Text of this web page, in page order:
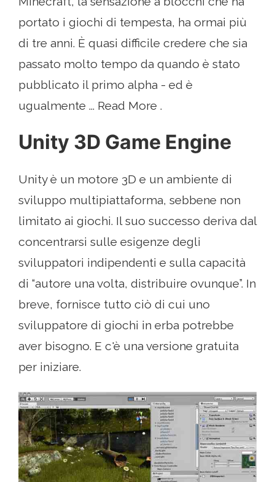
portato i giochi di tempesta, ha ormai più
di tre anni. È quasi difficile credere che sia
passato molto tempo da quando è stato
pubblicato il primo alpha - ed è
ugualmente ... Read More .
Unity 3D Game Engine
Unity è un motore 3D e un ambiente di
sviluppo multipiattaforma, sebbene non
limitato ai giochi. Il suo successo deriva dal
concentrarsi sulle esigenze degli
sviluppatori indipendenti e sulla capacità
di “autore una volta, distribuire ovunque”. In
breve, fornisce tutto ciò di cui uno
sviluppatore di giochi in erba potrebbe
aver bisogno. E c'è una versione gratuita
per iniziare.